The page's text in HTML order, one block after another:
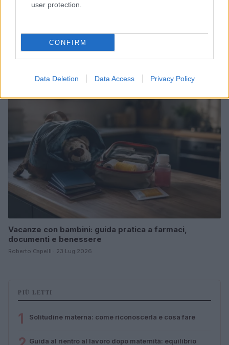
user protection.
CONFIRM
Data Deletion Data Access Privacy Policy
Guida al rientro al lavoro dopo maternità: equilibrio
reale
Vacanze con bambini: guida pratica a farmaci,
documenti e benessere
Roberto Capelli · 23 Lug 2026
PIÙ LETTI
1 Solitudine materna: come riconoscerla e cosa fare
Guida al rientro al lavoro dopo maternità: equilibrio